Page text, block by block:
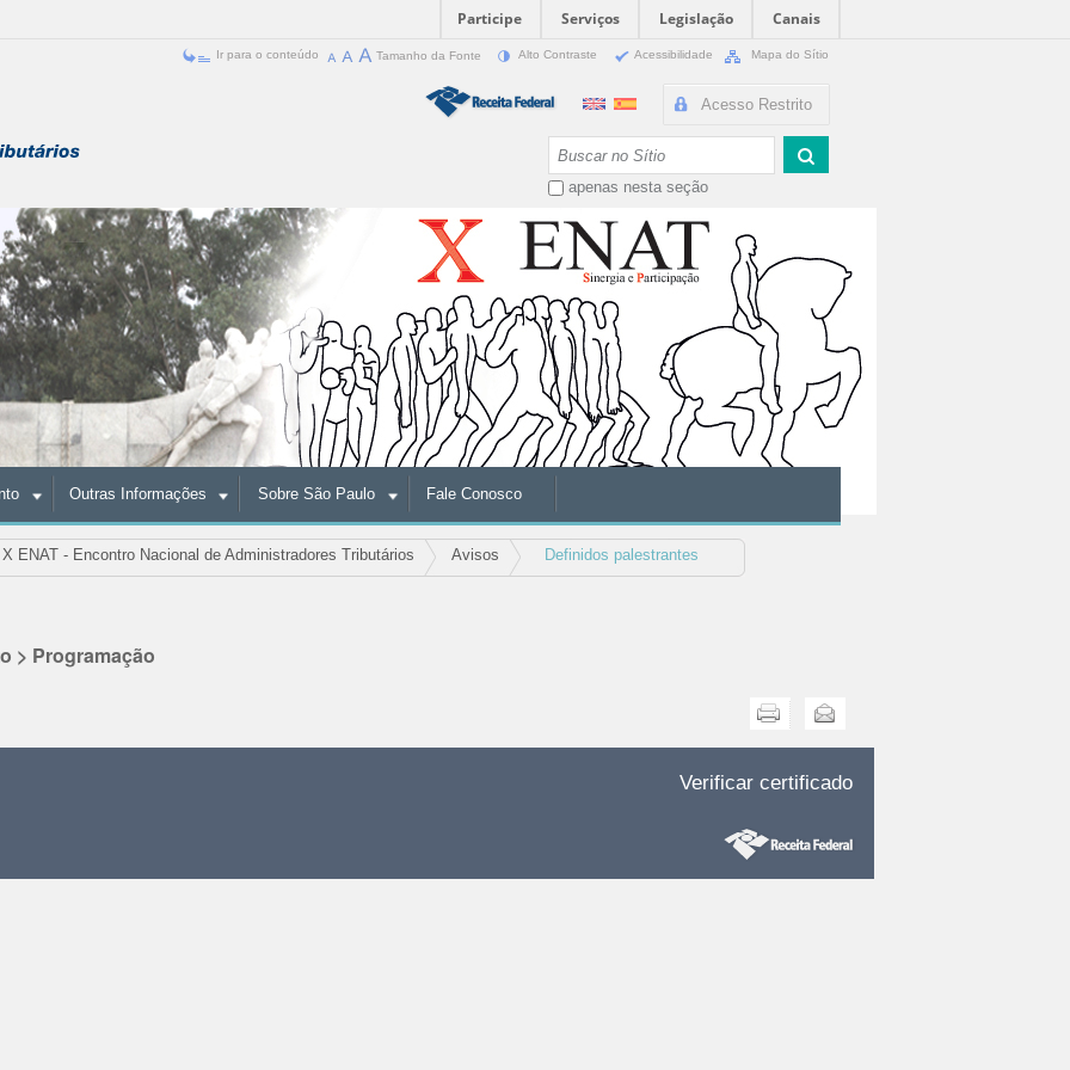
Participe Serviços Legislação
Canais
Ir para o conteúdo Tamanho da Fonte Alto Contraste Acessibilidade Mapa do Sítio
Acesso Restrito
apenas nesta seção
Outras Informações Sobre São Paulo Fale Conosco
X ENAT - Encontro Nacional de Administradores Tributários Avisos Definidos palestrantes
> Programação
Enviar
Verificar certificado